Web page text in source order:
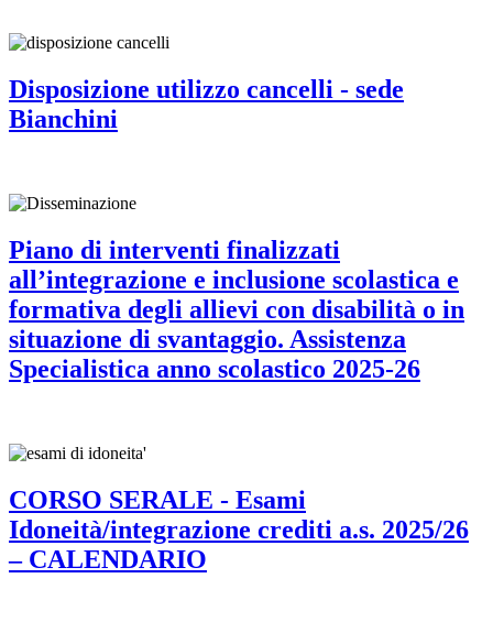
Disposizione utilizzo cancelli - sede
Bianchini
Piano di interventi finalizzati
all’integrazione e inclusione scolastica e
formativa degli allievi con disabilità o in
situazione di svantaggio. Assistenza
Specialistica anno scolastico 2025-26
CORSO SERALE - Esami
Idoneità/integrazione crediti a.s. 2025/26
– CALENDARIO